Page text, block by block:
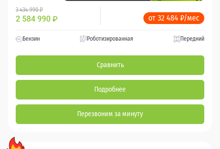
3 434 990 ₽
2 584 990 ₽ от 32 484 ₽/мес
Бензин Роботизированная Передний
Сравнить
Подробнее
Перезвоним за минуту